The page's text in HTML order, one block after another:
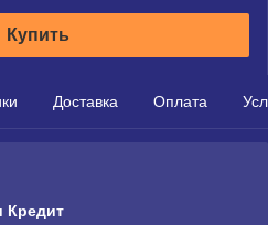
Купить
Доставка Оплата
Кредит